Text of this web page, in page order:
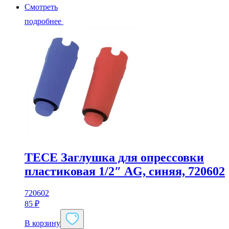
15*1/2",Смотреть
подробнее
TECE Заглушка для опрессовки
пластиковая 1/2″ AG, синяя, 720602
720602
85 ₽
В корзину